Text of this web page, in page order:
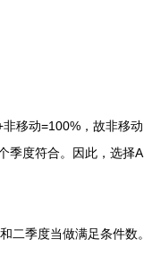
移动=100%，故非移动
季度符合。因此，选择A
季度当做满足条件数。